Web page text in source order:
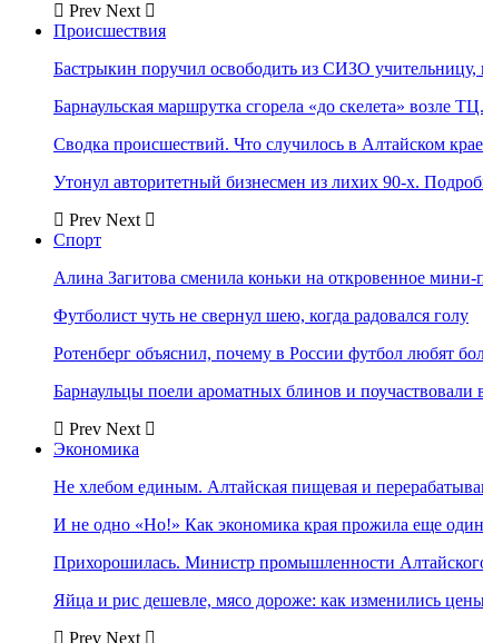
Prev Next
Происшествия
Бастрыкин поручил освободить из СИЗО
Барнаульская маршрутка сгорела «до скелета» возле
Сводка происшествий. Что случилось в Алтайском
Утонул авторитетный бизнесмен из лихих 90-х.
Prev Next
Спорт
Алина Загитова сменила коньки на откровенное
Футболист чуть не свернул шею, когда радовался голу
Ротенберг объяснил, почему в России футбол любят
Барнаульцы поели ароматных блинов и поучаствовали
Prev Next
Экономика
Не хлебом единым. Алтайская пищевая и
И не одно «Но!» Как экономика края прожила еще
Прихорошилась. Министр промышленности
Яйца и рис дешевле, мясо дороже: как изменились
Prev Next